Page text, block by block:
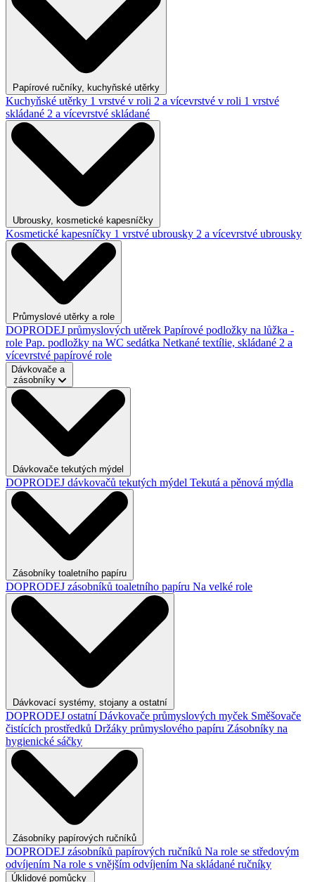
Papírové ručníky, kuchyňské utěrky
Kuchyňské utěrky 1 vrstvé v roli 2 a vícevrstvé v roli 1 vrstvé
skládané 2 a vícevrstvé skládané
Ubrousky, kosmetické kapesníčky
Kosmetické kapesníčky 1 vrstvé ubrousky 2 a vícevrstvé ubrousky
Průmyslové utěrky a role
DOPRODEJ průmyslových utěrek Papírové podložky na lůžka -
role Pap. podložky na WC sedátka Netkané textílie, skládané 2 a
vícevrstvé papírové role
Dávkovače a
zásobníky
Dávkovače tekutých mýdel
DOPRODEJ dávkovačů tekutých mýdel Tekutá a pěnová mýdla
Zásobníky toaletního papíru
DOPRODEJ zásobníků toaletního papíru Na velké role
Dávkovací systémy, stojany a ostatní
DOPRODEJ ostatníDávkovače průmyslových myček Směšovače
čistících prostředků Držáky průmyslového papíru Zásobníky na
hygienické sáčky
Zásobníky papírových ručníků
DOPRODEJ zásobníků papírových ručníků Na role se středovým
odvíjením Na role s vnějším odvíjením Na skládané ručníky
Úklidové pomůcky